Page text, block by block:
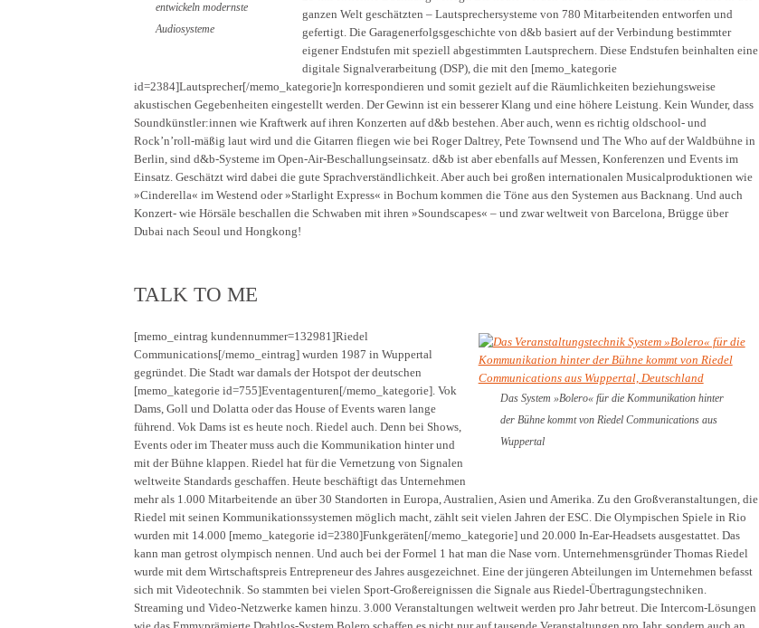
entwickeln modernste
Audiosysteme
ganzen Welt geschätzten – Lautsprechersysteme von 780 Mitarbeitenden entworfen und
gefertigt. Die Garagenerfolgsgeschichte von d&b basiert auf der Verbindung bestimmter
eigener Endstufen mit speziell abgestimmten Lautsprechern. Diese Endstufen beinhalten eine
digitale Signalverarbeitung (DSP), die mit den [memo_kategorie
id=2384]Lautsprecher[/memo_kategorie]n korrespondieren und somit gezielt auf die Räumlichkeiten beziehungsweise
akustischen Gegebenheiten eingestellt werden. Der Gewinn ist ein besserer Klang und eine höhere Leistung. Kein Wunder, dass
Soundkünstler:innen wie Kraftwerk auf ihren Konzerten auf d&b bestehen. Aber auch, wenn es richtig oldschool- und
Rock’n’roll-mäßig laut wird und die Gitarren fliegen wie bei Roger Daltrey, Pete Townsend und The Who auf der Waldbühne in
Berlin, sind d&b-Systeme im Open-Air-Beschallungseinsatz. d&b ist aber ebenfalls auf Messen, Konferenzen und Events im
Einsatz. Geschätzt wird dabei die gute Sprachverständlichkeit. Aber auch bei großen internationalen Musicalproduktionen wie
»Cinderella« im Westend oder »Starlight Express« in Bochum kommen die Töne aus den Systemen aus Backnang. Und auch
Konzert- wie Hörsäle beschallen die Schwaben mit ihren »Soundscapes« – und zwar weltweit von Barcelona, Brügge über
Dubai nach Seoul und Hongkong!
TALK TO ME
Das System »Bolero« für die Kommunikation hinter
der Bühne kommt von Riedel Communications aus
Wuppertal
[memo_eintrag kundennummer=132981]Riedel
Communications[/memo_eintrag] wurden 1987 in Wuppertal
gegründet. Die Stadt war damals der Hotspot der deutschen
[memo_kategorie id=755]Eventagenturen[/memo_kategorie]. Vok
Dams, Goll und Dolatta oder das House of Events waren lange
führend. Vok Dams ist es heute noch. Riedel auch. Denn bei Shows,
Events oder im Theater muss auch die Kommunikation hinter und
mit der Bühne klappen. Riedel hat für die Vernetzung von Signalen
weltweite Standards geschaffen. Heute beschäftigt das Unternehmen
mehr als 1.000 Mitarbeitende an über 30 Standorten in Europa, Australien, Asien und Amerika. Zu den Großveranstaltungen, die
Riedel mit seinen Kommunikationssystemen möglich macht, zählt seit vielen Jahren der ESC. Die Olympischen Spiele in Rio
wurden mit 14.000 [memo_kategorie id=2380]Funkgeräten[/memo_kategorie] und 20.000 In-Ear-Headsets ausgestattet. Das
kann man getrost olympisch nennen. Und auch bei der Formel 1 hat man die Nase vorn. Unternehmensgründer Thomas Riedel
wurde mit dem Wirtschaftspreis Entrepreneur des Jahres ausgezeichnet. Eine der jüngeren Abteilungen im Unternehmen befasst
sich mit Videotechnik. So stammten bei vielen Sport-Großereignissen die Signale aus Riedel-Übertragungstechniken.
Streaming und Video-Netzwerke kamen hinzu. 3.000 Veranstaltungen weltweit werden pro Jahr betreut. Die Intercom-Lösungen